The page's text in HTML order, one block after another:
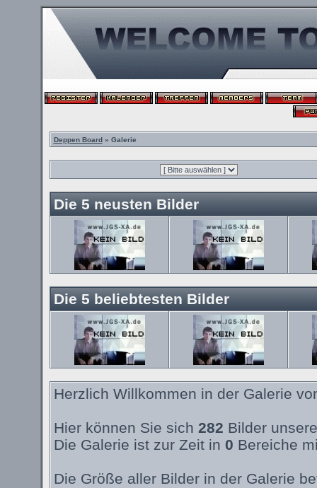
Deppen Board» Galerie
Die 5 neusten Bilder
Die 5 beliebtesten Bilder
Herzlich Willkommen in der Galerie
Hier können Sie sich 282 Bilder
Die Galerie ist zur Zeit in 0 Bereiche
Die Größe aller Bilder in der Galerie